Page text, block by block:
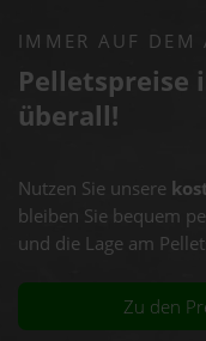
IMMER AUF DEM
Pelletspreise
überall!
Nutzen Sie unsere
bleiben Sie bequem
und die Lage am
Zu den